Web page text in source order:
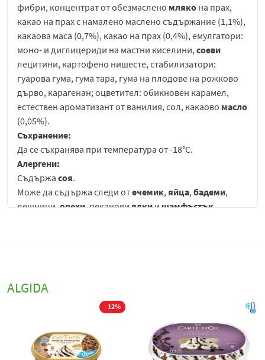
фибри, концентрат от обезмаслено мляко на прах,
какао на прах с намалено маслено съдържание (1,1%),
какаова маса (0,7%), какао на прах (0,4%), емулгатори:
моно- и диглицериди на мастни киселини,соеви
лецитини, картофено нишесте, стабилизатори:
гуарова гума, гума тара, гума на плодове на рожково
дърво, карагенан; оцветител: обикновен карамел,
естествен ароматизант от ванилия, сол, какаово масло
(0,05%).
Съхранение:
Да се съхранява при температура от -18°C.
Алергени:
Съдържа соя.
Може да съдържа следи отечемик,яйца,бадеми,
лешници,орехи, пекановиядкиишамфъстък.
търсят баланс между кадифена текстура и интензивен
вкус във всяка хапка.
Сладолед Carte D'Or Soft & Crunchyс шоколад е богат
и изискан десерт, който съчетава интензивния вкус на
шоколад с кадифено гладка сладоледена текстура и
ALGIDA
- 12%